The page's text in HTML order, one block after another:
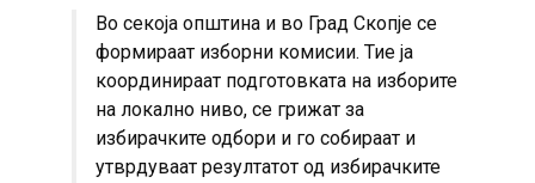
Во секоја општина и во Град Скопје се
формираат изборни комисии. Тие ја
координираат подготовката на изборите
на локално ниво, се грижат за
избирачките одбори и го собираат и
утврдуваат резултатот од избирачките